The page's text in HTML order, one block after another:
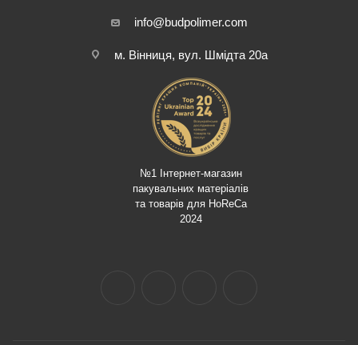
info@budpolimer.com
м. Вінниця, вул. Шмідта 20а
№1 Інтернет-магазин
пакувальних матеріалів
та товарів для HoReCa
2024